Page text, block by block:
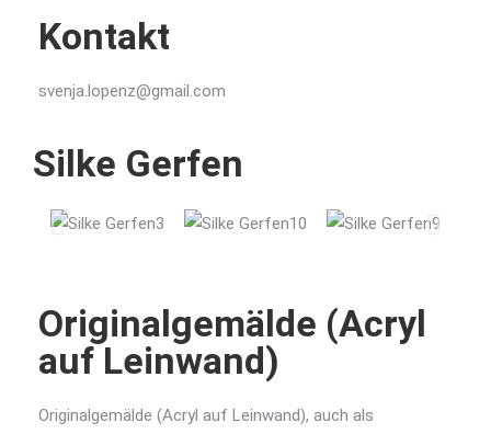
Kontakt
svenja.lopenz@gmail.com
Silke Gerfen
Originalgemälde (Acryl
auf Leinwand)
Originalgemälde (Acryl auf Leinwand), auch als